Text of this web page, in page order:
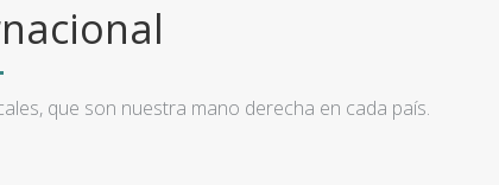
que son nuestra mano derecha en cada país.